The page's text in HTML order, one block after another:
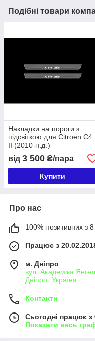
Подібні товари
Накладки на пороги з
підсвіткою для Citroen C4
II (2010-н.д.)
від 3 500 ₴/пара
Купити
Про нас
100% позитивних з 8
Працює з
м. Дніпро
вул. Академіка
Дніпро, Україна
Контакти
Сьогодні працює з
Показати весь